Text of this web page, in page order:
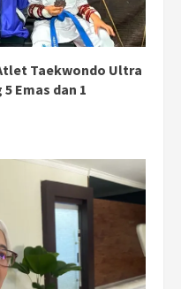
Taekwondo Ultra
Emas dan 1